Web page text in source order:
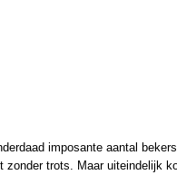
imposante aantal
trots. Maar uiteindelijk